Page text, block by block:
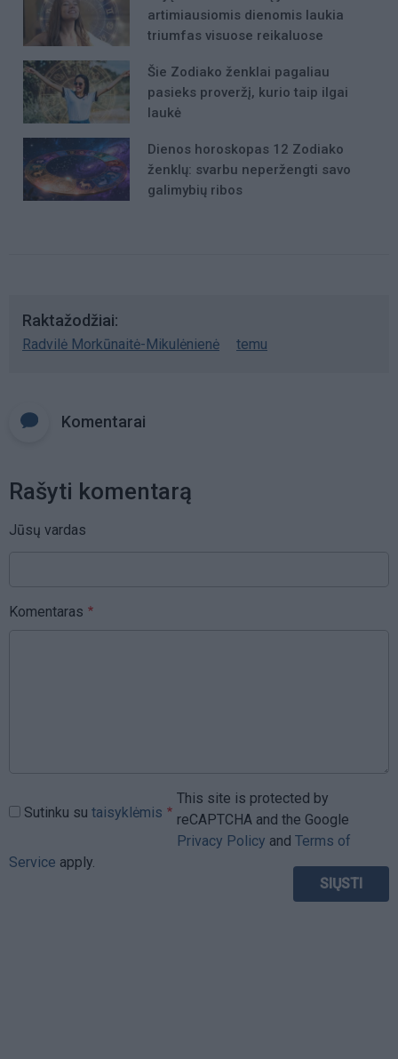
artimiausiomis dienomis laukia
triumfas visuose reikaluose
Šie Zodiako ženklai pagaliau
pasieks proveržį, kurio taip ilgai
laukė
Dienos horoskopas 12 Zodiako
ženklų: svarbu neperžengti savo
galimybių ribos
Raktažodžiai
Radvilė Morkūnaitė-Mikulėnienė temu
Komentarai
Rašyti komentarą
Jūsų vardas
Komentaras
Sutinku su taisyklėmis
This site is protected by
reCAPTCHA and the Google
Privacy Policy and Terms of
Service apply.